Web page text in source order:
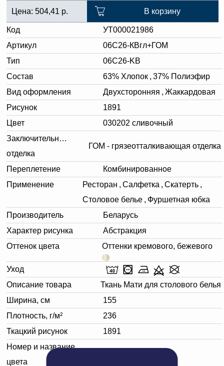
Цена: 504,41 р. В корзину
Код
УТ000021986
Артикул
06С26-КВгл+ГОМ
Тип
06C26-KB
Состав
63% Хлопок , 37% Полиэфир
Вид оформления
Двухсторонняя , Жаккардовая
Рисунок
1891
Цвет
030202 сливочный
Заключительная
отделка
ГОМ - грязеотталкивающая отделка
Переплетение
Комбинированное
Применение
Ресторан , Салфетка , Скатерть ,
Столовое белье , Фуршетная юбка
Производитель
Беларусь
Характер рисунка
Абстракция
Оттенок цвета
Оттенки кремового, бежевого
Уход
Описание товара
Ткань Мати для столового белья
Ширина, см
155
Плотность, г/м²
236
Ткацкий рисунок
1891
Номер и название
цвета
корзину